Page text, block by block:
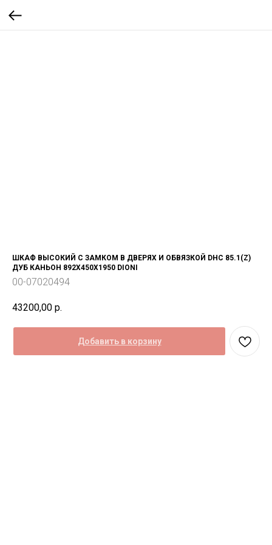
ШКАФ ВЫСОКИЙ С ЗАМКОМ В ДВЕРЯХ И ОБВЯЗКОЙ DHC 85.1(Z)
ДУБ КАНЬОН 892Х450Х1950 DIONI
00-07020494
43200,00 р.
Добавить в корзину